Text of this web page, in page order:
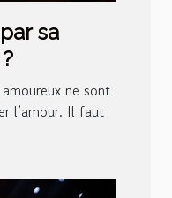
sa
ne sont
l’amour. Il faut